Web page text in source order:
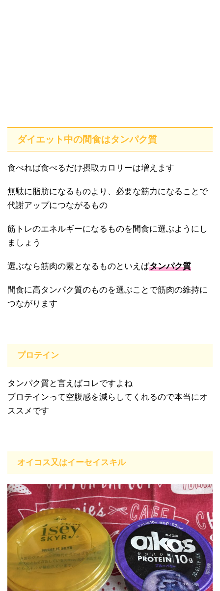
ダイエット中の間食はタンパク質
食べれば食べるだけ摂取カロリーは増えます
無駄に脂肪になるものより、必要な筋力になることで
代謝アップにつながるもの
筋トレのエネルギーになるものを間食に選ぶようにし
ましょう
選ぶなら筋肉の素となるものといえばタンパク質
間食に高タンパク質のものを選ぶことで筋肉の維持に
つながります
プロテイン
タンパク質と言えばコレですよね
プロテインって空腹感を減らしてくれるので本当にオ
ススメです
オイコス又はイーセイスキル